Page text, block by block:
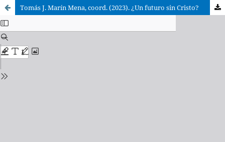
Tomás J. Marín Mena, coord. (2023). ¿Un futuro sin Cristo?